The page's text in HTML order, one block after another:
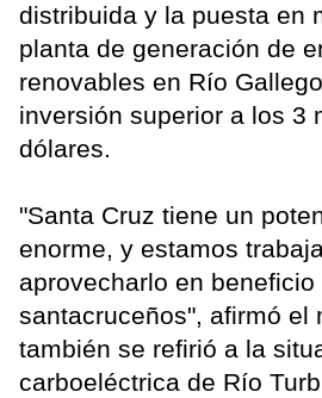
distribuida y la puesta en
planta de generación de
renovables en Río
inversión superior a los 3
dólares.
"Santa Cruz tiene un
enorme, y estamos
aprovecharlo en
santacruceños", afirmó el
también se refirió a la
carboeléctrica de Río